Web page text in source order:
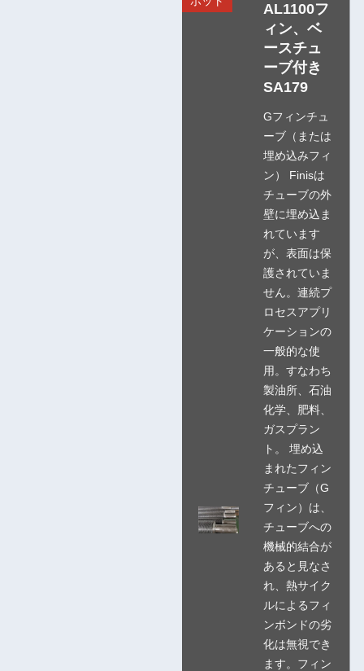
AL1100フ
ィン、ベ
ースチュ
ーブ付き
SA179
Gフィンチュ
ーブ（または
埋め込みフィ
ン） Finisは
チューブの外
壁に埋め込ま
れています
が、表面は保
護されていま
せん。連続プ
ロセスアプリ
ケーションの
一般的な使
用。すなわち
製油所、石油
化学、肥料、
ガスプラン
ト。 埋め込
まれたフィン
チューブ（G
フィン）は、
チューブへの
機械的結合が
あると見なさ
れ、熱サイク
ルによるフィ
ンボンドの劣
化は無視でき
ます。フィン